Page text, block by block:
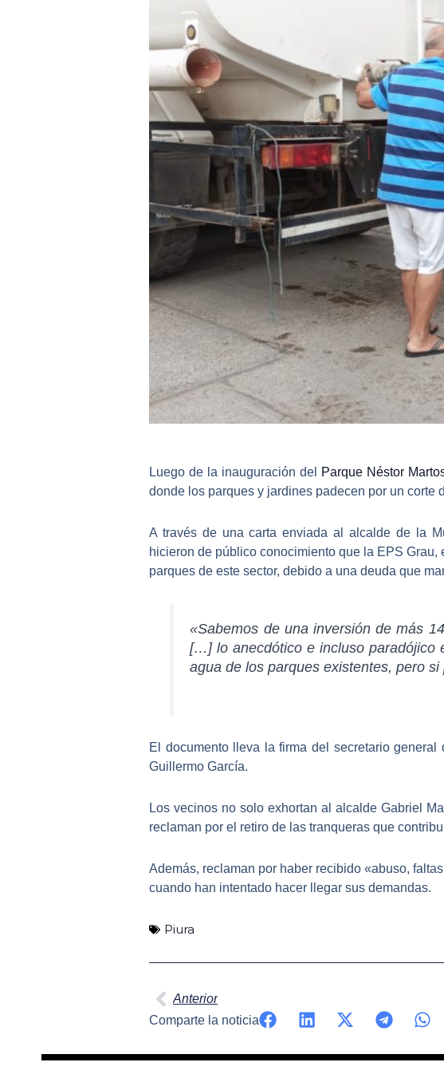
Luego de la inauguración del Parque Néstor
donde los parques y jardines padecen por un corte
A través de una carta enviada al alcalde de la
hicieron de público conocimiento que la EPS Grau,
parques de este sector, debido a una deuda que
«Sabemos de una inversión de más
[…] lo anecdótico e incluso paradójico
agua de los parques existentes, pero
El documento lleva la firma del secretario
Guillermo García.
Los vecinos no solo exhortan alalcalde Gabriel
reclaman por el retiro de las tranqueras que
Además, reclaman por haber recibido «abuso,
cuando han intentado hacer llegar sus demandas.
Piura
Anterior
Comparte la noticia